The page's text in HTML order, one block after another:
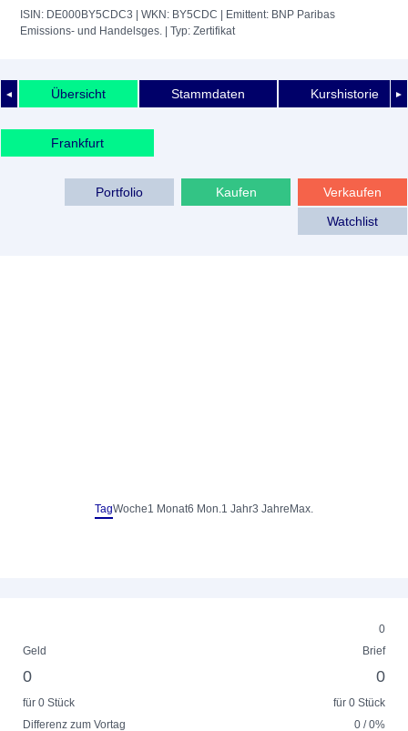
ISIN: DE000BY5CDC3 | WKN: BY5CDC | Emittent: BNP Paribas
Emissions- und Handelsges. | Typ: Zertifikat
◄ ►
Übersicht Stammdaten Kurshistorie
Frankfurt
Verkaufen
Kaufen
Portfolio
Watchlist
TagWoche1 Monat6 Mon.1 Jahr3 Jahre Max.
0
Geld
Brief
0 0
für 0 Stück
für 0 Stück
Differenz zum Vortag
0 / 0%